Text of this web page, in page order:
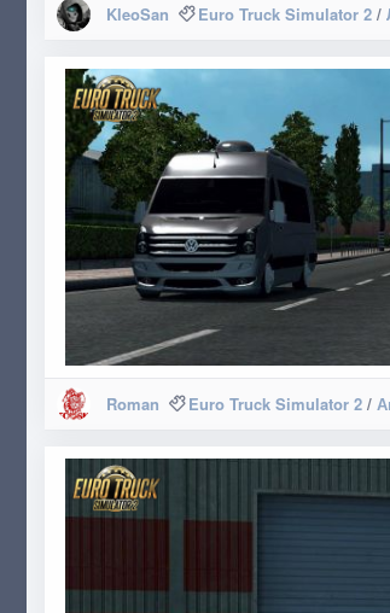
KleoSan Euro Truck Simulator 2/
Roman Euro Truck Simulator 2/